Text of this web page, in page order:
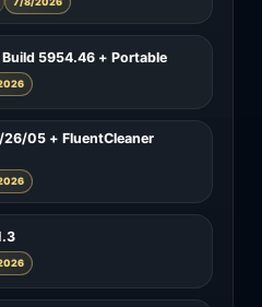
5954.46 + Portable
26/05 + FluentCleaner